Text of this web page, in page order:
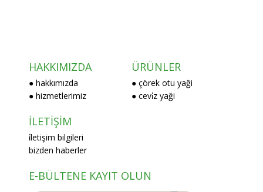
HAKKIMIZDA
● hakkımızda
● hizmetlerimiz
ÜRÜNLER
● çörek otu yaği
● cevi̇z yaği
İLETİŞİM
i̇letişim bilgileri
bizden haberler
E-BÜLTENE KAYIT OLUN